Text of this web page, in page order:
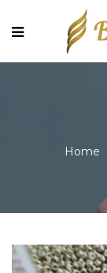
Home